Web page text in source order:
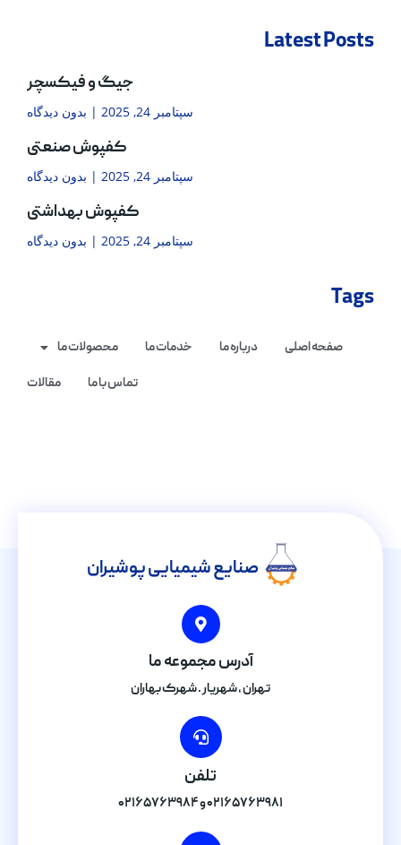
Latest Posts
جیگ و فیکسچر
سپتامبر 24, 2025 بدون دیدگاه
کفپوش صنعتی
سپتامبر 24, 2025 بدون دیدگاه
کفپوش بهداشتی
سپتامبر 24, 2025 بدون دیدگاه
Tags
صفحه اصلی درباره ما خدمات ما
محصولات ما
تماس با ما
مقالات
صنایع شیمیایی پوشیران
آدرس مجموعه ما
تهران , شهریار . شهرک بهاران
تلفن
۰۲۱۶۵۷۶۳۹۸۱ و ۰۲۱۶۵۷۶۳۹۸۴